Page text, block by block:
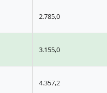
2.785,0
3.155,0
4.357,2